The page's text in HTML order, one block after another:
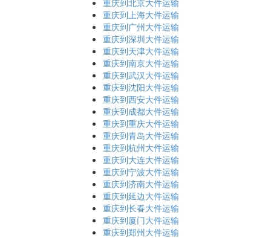
重庆到北京大件运输
重庆到上海大件运输
重庆到广州大件运输
重庆到深圳大件运输
重庆到天津大件运输
重庆到南京大件运输
重庆到武汉大件运输
重庆到沈阳大件运输
重庆到西安大件运输
重庆到成都大件运输
重庆到重庆大件运输
重庆到青岛大件运输
重庆到杭州大件运输
重庆到大连大件运输
重庆到宁波大件运输
重庆到济南大件运输
重庆到延边大件运输
重庆到长春大件运输
重庆到厦门大件运输
重庆到郑州大件运输